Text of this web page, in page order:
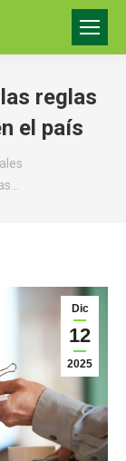
reglas
el país
Dic
12
2025